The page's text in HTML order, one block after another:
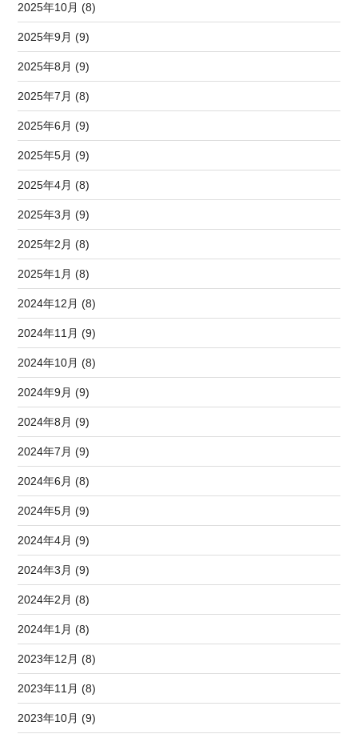
2025年10月 (8)
2025年9月 (9)
2025年8月 (9)
2025年7月 (8)
2025年6月 (9)
2025年5月 (9)
2025年4月 (8)
2025年3月 (9)
2025年2月 (8)
2025年1月 (8)
2024年12月 (8)
2024年11月 (9)
2024年10月 (8)
2024年9月 (9)
2024年8月 (9)
2024年7月 (9)
2024年6月 (8)
2024年5月 (9)
2024年4月 (9)
2024年3月 (9)
2024年2月 (8)
2024年1月 (8)
2023年12月 (8)
2023年11月 (8)
2023年10月 (9)